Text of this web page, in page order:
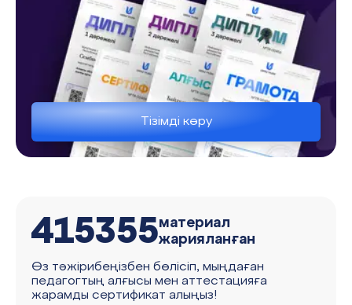
Тізімді көру
415355материал
жарияланған
Өз тәжірибеңізбен бөлісіп, мыңдаған
педагогтың алғысы мен аттестацияға
жарамды сертификат алыңыз!